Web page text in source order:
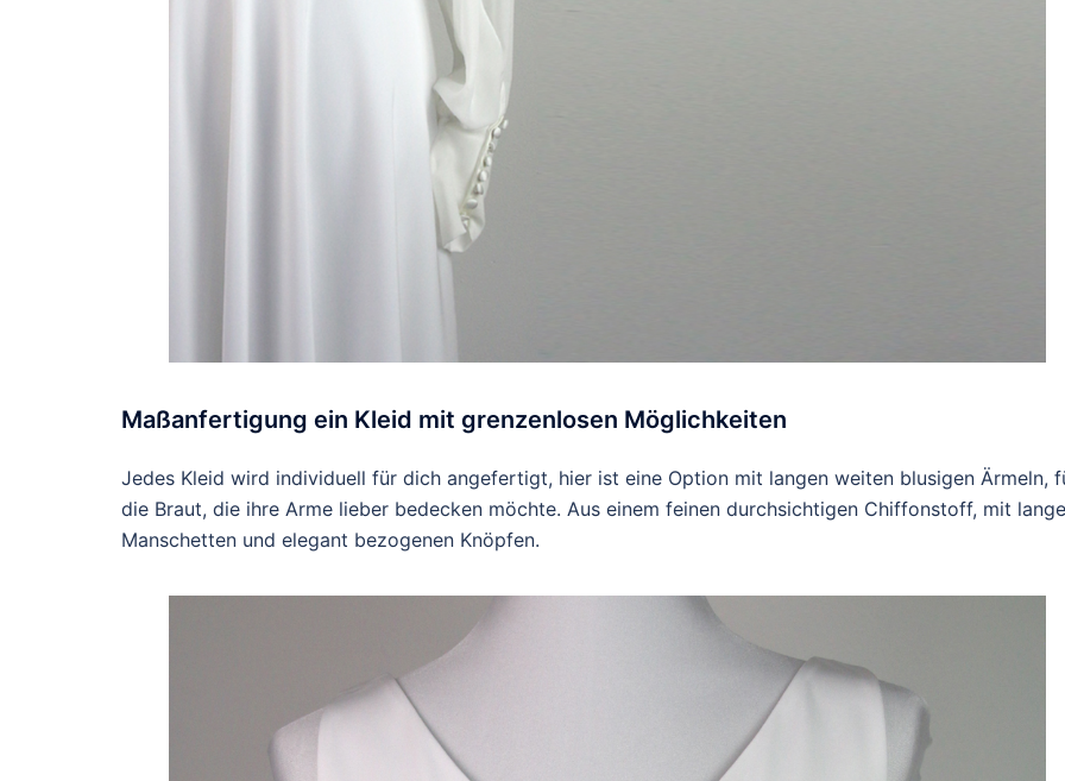
Maßanfertigung ein Kleid mit grenzenlosen Möglichkeiten
Jedes Kleid wird individuell für dich angefertigt, hier ist eine Option mit langen weiten blusigen Ärmeln,
die Braut, die ihre Arme lieber bedecken möchte. Aus einem feinen durchsichtigen Chiffonstoff, mit
Manschetten und elegant bezogenen Knöpfen.